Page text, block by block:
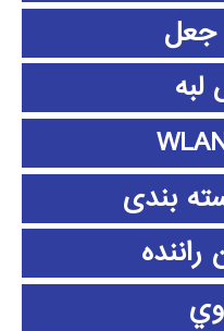
بندی